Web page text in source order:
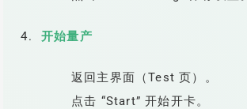
开始量产
返回主界面（Test 页）。
点击 “Start” 开始开卡。